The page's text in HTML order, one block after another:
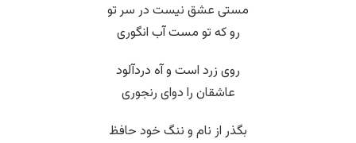
مستی عشق نیست در سر تو
رو که تو مست آب انگوری
روی زرد است و آه دردآلود
عاشقان را دوای رنجوری
بگذر از نام و ننگ خود حافظ